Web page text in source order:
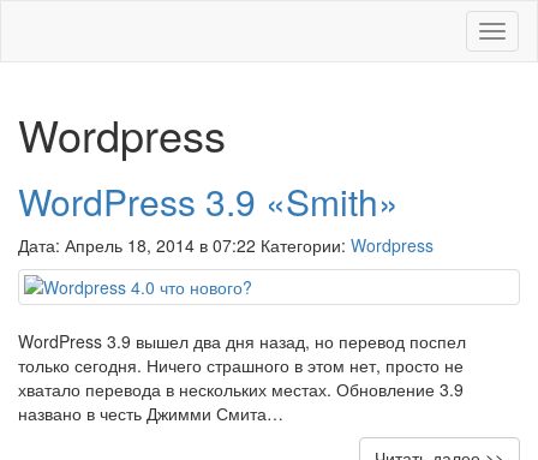
Меню
Wordpress
WordPress 3.9 «Smith»
Дата: Апрель 18, 2014 в 07:22 Категории: Wordpress
WordPress 3.9 вышел два дня назад, но перевод поспел
только сегодня. Ничего страшного в этом нет, просто не
хватало перевода в нескольких местах. Обновление 3.9
названо в честь Джимми Смита…